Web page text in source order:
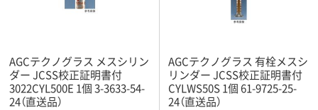
AGCテクノグラス メスシリン
ダー JCSS校正証明書付
3022CYL500E 1個 3-3633-54-
24（直送品）
AGCテクノグラス 有栓メスシ
リンダー JCSS校正証明書付
CYLWS50S 1個 61-9725-25-
24（直送品）